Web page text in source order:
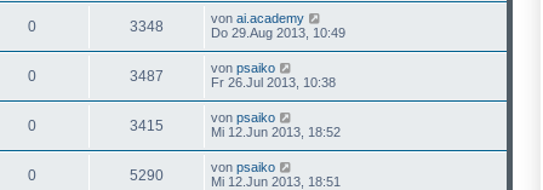
0 3348 von ai.academy
Do 29.Aug 2013, 10:49
0 3487 von psaiko
Fr 26.Jul 2013, 10:38
0 3415 von psaiko
Mi 12.Jun 2013, 18:52
0 5290 von psaiko
Mi 12.Jun 2013, 18:51